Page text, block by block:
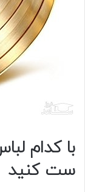
با کدام
ست کنید